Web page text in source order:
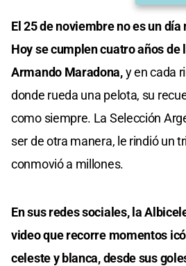
El 25 de noviembre no es un
Hoy se cumplen cuatro años de
Armando Maradona,y en cada
donde rueda una pelota, su
como siempre. La Selección
ser de otra manera, le rindió un
conmovió a millones.
En sus redes sociales, la
video que recorre momentos
celeste y blanca, desde sus